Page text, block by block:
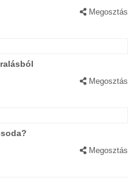
Megosztás
Megosztás
Megosztás